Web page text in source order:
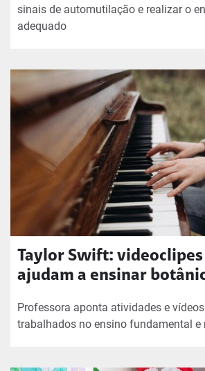
sinais de automutilação e realizar o
adequado
Taylor Swift:
ajudam a ensinar
Professora aponta atividades e
trabalhados no ensino fundamental e